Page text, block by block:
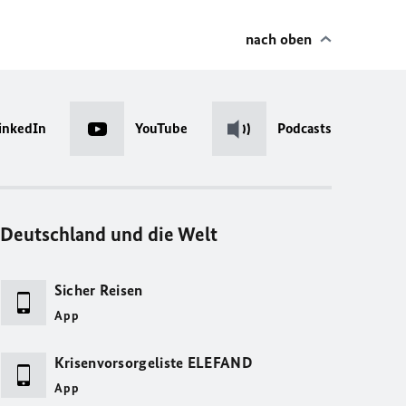
nach oben
YouTube Podcasts
Deutschland und die Welt
Sicher Reisen
App
Krisenvorsorgeliste ELEFAND
App